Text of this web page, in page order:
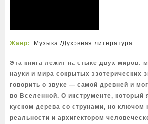
Жанр: Музыка /Духовная литература
Эта книга лежит на стыке двух миров:
науки и мира сокрытых эзотерических
говорить о звуке — самой древней и
во Вселенной. О инструменте, который
куском дерева со струнами, но ключом
реальности и архитектором